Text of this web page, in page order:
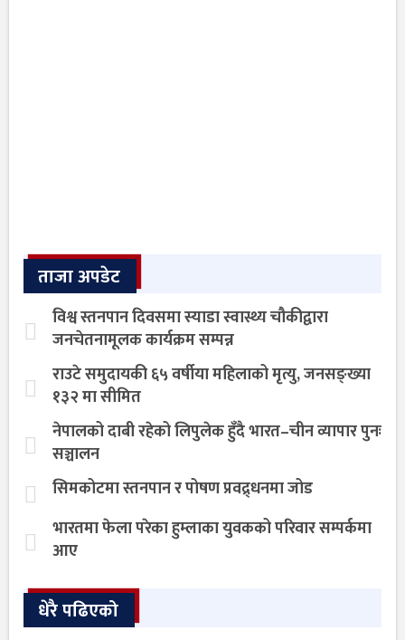
ताजा अपडेट
विश्व स्तनपान दिवसमा स्याडा स्वास्थ्य चौकीद्वारा
जनचेतनामूलक कार्यक्रम सम्पन्न
राउटे समुदायकी ६५ वर्षीया महिलाको मृत्यु, जनसङ्ख्या
१३२ मा सीमित
नेपालको दाबी रहेको लिपुलेक हुँदै भारत–चीन व्यापार पुनः
सञ्चालन
सिमकोटमा स्तनपान र पोषण प्रवद्र्धनमा जोड
भारतमा फेला परेका हुम्लाका युवकको परिवार सम्पर्कमा
आए
धेरै पढिएको